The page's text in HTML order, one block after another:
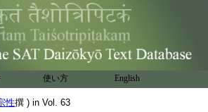
使い方 English
性撰 ) in Vol. 63
二 一
一 文
。今論云。由 下彼世尊除 二彼異生
。對 預流向 。校 量勝劣 文 婆沙論
此經復言。若以 飮食一布
施贍部林中異
復以 飮食一。施 一預流 。此獲二 施福果
文 兩論所引經文既別。何云 一經 哉。是
法師釋云。既有